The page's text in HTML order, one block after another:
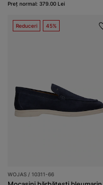
Preț normal: 379.00 Lei
Reduceri 45%
WOJAS / 10311-66